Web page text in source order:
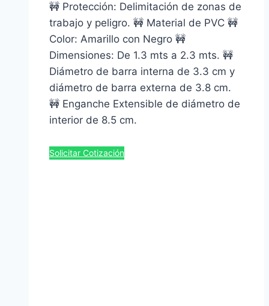
🚧 Protección: Delimitación de zonas de
trabajo y peligro. 🚧 Material de PVC 🚧
Color: Amarillo con Negro 🚧
Dimensiones: De 1.3 mts a 2.3 mts. 🚧
Diámetro de barra interna de 3.3 cm y
diámetro de barra externa de 3.8 cm.
🚧 Enganche Extensible de diámetro de
interior de 8.5 cm.
Solicitar Cotización